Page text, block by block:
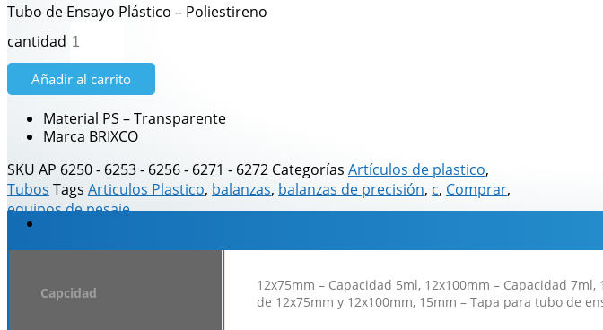
Tubo de Ensayo Plástico – Poliestireno
cantidad
Añadir al carrito
Material PS – Transparente
Marca BRIXCO
SKU AP 6250 - 6253 - 6256 - 6271 - 6272 Categorías Artículos de plastico,
Tubos Tags Articulos Plastico, balanzas, balanzas de precisión, c, Comprar,
equipos de pesaje
Capcidad
12x75mm – Capacidad 5ml, 12x100mm – Capacidad
de 12x75mm y 12x100mm, 15mm – Tapa para tubo de